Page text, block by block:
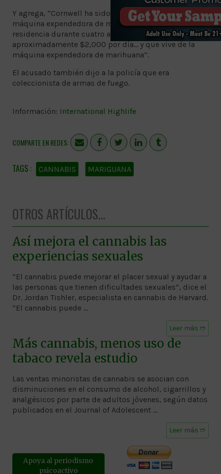
Y agrega, “Cornwell ha sido propietario y ha operado la
máquina expendedora de marihuana adjunta a la
residencia durante cuatro años, ganando
aproximadamente $2,000 por día… y que vive de la
máquina expendedora de marihuana”.
El acusado también dijo a la policía que era
coleccionista de armas de fuego.
Información: International Highlife
COMPARTE EN REDES:
CANNABIS MARIGUANA
OTROS ARTÍCULOS...
Así mejora el cannabis las
experiencias sexuales
“El cannabis puede mejorar el placer sexual y ayudar a
las personas que tienen dificultades sexuales”, dice el
Dr. Jordan Tishler, especialista en cannabis de Harvard.
“El cannabis puede …
Leer más ➱
Más cannabis, menos uso de
tabaco revela estudio
Las ventas minoristas de cannabis se asocian con
disminuciones en el consumo de alcohol, cigarrillos y
analgésicos por parte de adultos jóvenes, según datos
publicados en el Journal of Adolescent …
Leer más ➱
Apoya al periodismo
psicoactivo